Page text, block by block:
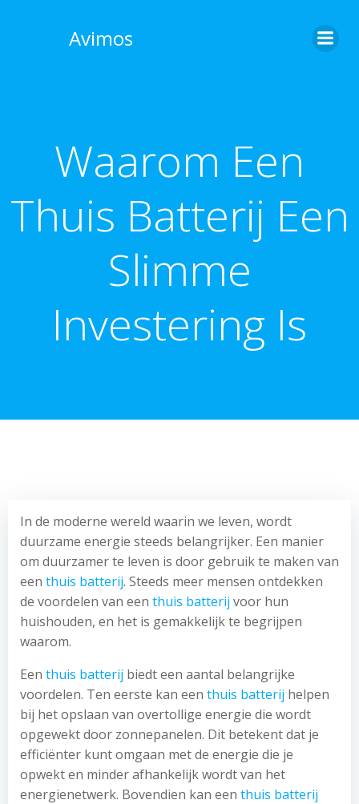
Avimos
Waarom Een
Thuis Batterij Een
Slimme
Investering Is
In de moderne wereld waarin we leven, wordt
duurzame energie steeds belangrijker. Een manier
om duurzamer te leven is door gebruik te maken van
een thuis batterij. Steeds meer mensen ontdekken
de voordelen van een thuis batterij voor hun
huishouden, en het is gemakkelijk te begrijpen
waarom.
Een thuis batterij biedt een aantal belangrijke
voordelen. Ten eerste kan een thuis batterij helpen
bij het opslaan van overtollige energie die wordt
opgewekt door zonnepanelen. Dit betekent dat je
efficiënter kunt omgaan met de energie die je
opwekt en minder afhankelijk wordt van het
energienetwerk. Bovendien kan een thuis batterij